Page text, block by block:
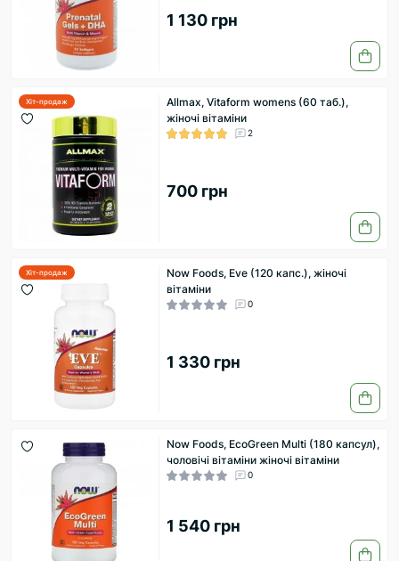
1 130 грн
Хіт-продаж
Allmax, Vitaform womens (60 таб.),
жіночі вітаміни
2
700 грн
Хіт-продаж
Now Foods, Eve (120 капс.), жіночі
вітаміни
0
1 330 грн
Now Foods, EcoGreen Multi (180 капcул),
чоловічі вітаміни жіночі вітаміни
0
1 540 грн